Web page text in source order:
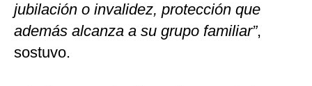
jubilación o invalidez, protección que
además alcanza a su grupo familiar”,
sostuvo.